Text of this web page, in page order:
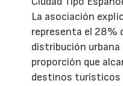
La asociación
representa el 28%
distribución urbana
proporción que
destinos turísticos